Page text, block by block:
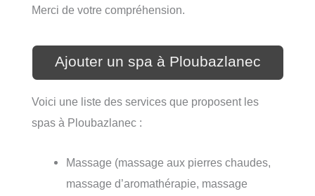
Merci de votre compréhension.
Ajouter un spa à Ploubazlanec
Voici une liste des services que proposent les
spas à Ploubazlanec :
Massage (massage aux pierres chaudes,
massage d’aromathérapie, massage